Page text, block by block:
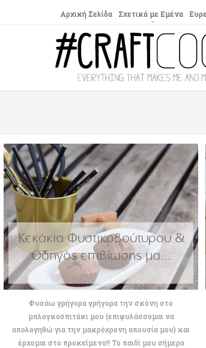
Αρχική Σελίδα Σχετικά με Εμένα
Κεκάκια Φυστικοβούτυρου &
Οδηγός επιβίωσης μα...
Φυσάω γρήγορα γρήγορα την σκόνη στο
μπλογκοσπιτάκι μου (επιφυλάσσομαι να
απολογηθώ για την μακρόχρονη απουσία μου) και
έρχομαι στο προκείμενο!! Το παιδί μου σήμερα